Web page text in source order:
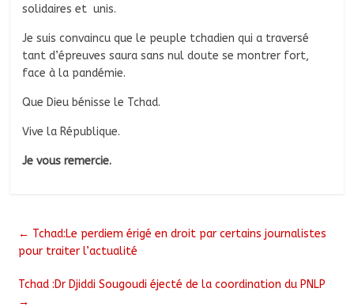
solidaires et unis.
Je suis convaincu que le peuple tchadien qui a traversé
tant d’épreuves saura sans nul doute se montrer fort,
face à la pandémie.
Que Dieu bénisse le Tchad.
Vive la République.
Je vous remercie.
← Tchad:Le perdiem érigé en droit par certains journalistes
pour traiter l’actualité
Tchad :Dr Djiddi Sougoudi éjecté de la coordination du PNLP
→